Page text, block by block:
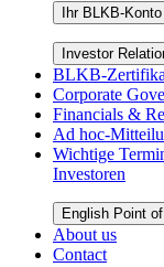
Ihr BLKB-Konto
Investor
BLKB-
Corporate
Financials &
Ad hoc-
Wichtige
Investoren
English Point
About us
Contact